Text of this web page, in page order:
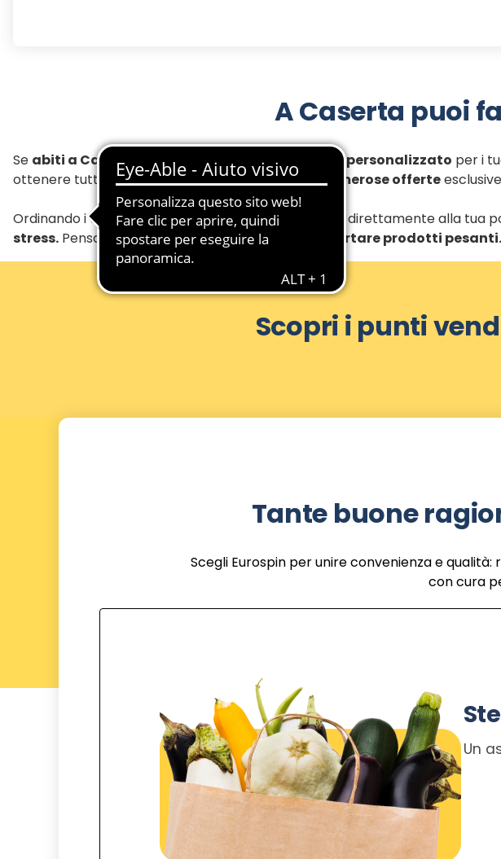
A Caserta puoi
Se abiti a Caserta , puoi approfittare di un servizio personalizzato per i
ottenere tutto ciò che ti serve e approfittare dinumerose offerte
Ordinando i tuoi acquisti online, riceverai i prodotti direttamente alla tua
stress. Pensa al vantaggio di non dover più trasportare prodotti pesanti.
Scopri i punti
Tante buone
Scegli Eurospin per unire convenienza e
con cura
Un